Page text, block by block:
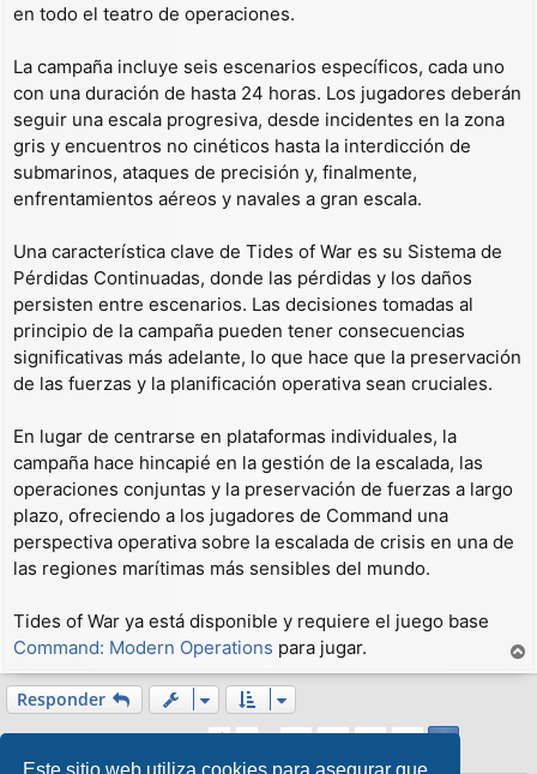
Este sitio web utiliza cookies para asegurar que
en todo el teatro de operaciones.
La campaña incluye seis escenarios específicos, cada uno
con una duración de hasta 24 horas. Los jugadores deberán
seguir una escala progresiva, desde incidentes en la zona
gris y encuentros no cinéticos hasta la interdicción de
submarinos, ataques de precisión y, finalmente,
enfrentamientos aéreos y navales a gran escala.
Una característica clave de Tides of War es su Sistema de
Pérdidas Continuadas, donde las pérdidas y los daños
persisten entre escenarios. Las decisiones tomadas al
principio de la campaña pueden tener consecuencias
significativas más adelante, lo que hace que la preservación
de las fuerzas y la planificación operativa sean cruciales.
En lugar de centrarse en plataformas individuales, la
campaña hace hincapié en la gestión de la escalada, las
operaciones conjuntas y la preservación de fuerzas a largo
plazo, ofreciendo a los jugadores de Command una
perspectiva operativa sobre la escalada de crisis en una de
las regiones marítimas más sensibles del mundo.
Tides of War ya está disponible y requiere el juego base
Command: Modern Operations para jugar.
r
Responder
Página16de16
Anterior
1 12 13 14 15 16